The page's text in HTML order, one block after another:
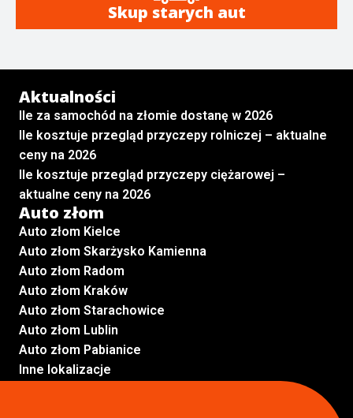
Skup starych aut
Aktualności
Ile za samochód na złomie dostanę w 2026
Ile kosztuje przegląd przyczepy rolniczej – aktualne
ceny na 2026
Ile kosztuje przegląd przyczepy ciężarowej –
aktualne ceny na 2026
Auto złom
Auto złom Kielce
Auto złom Skarżysko Kamienna
Auto złom Radom
Auto złom Kraków
Auto złom Starachowice
Auto złom Lublin
Auto złom Pabianice
Inne lokalizacje
Skup aut